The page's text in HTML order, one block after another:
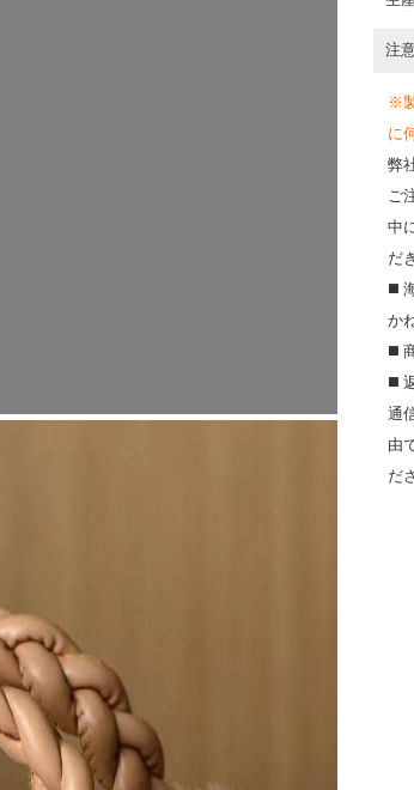
注
※
に
弊
ご
中
だ
◼️
か
◼️
◼️
通
由
だ